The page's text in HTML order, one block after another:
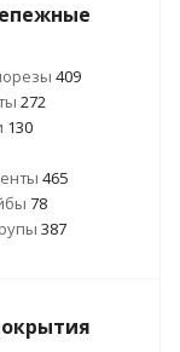
409
272
130
465
78
387